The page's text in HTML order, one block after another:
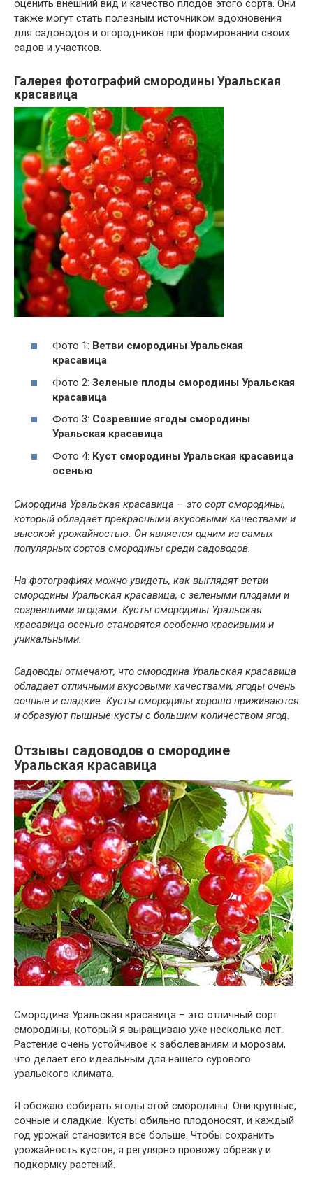
оценить внешний вид и качество плодов этого сорта. Они
также могут стать полезным источником вдохновения
для садоводов и огородников при формировании своих
садов и участков.
Галерея фотографий смородины Уральская
красавица
Фото 1: Ветви смородины Уральская
красавица
Фото 2: Зеленые плоды смородины Уральская
красавица
Фото 3: Созревшие ягоды смородины
Уральская красавица
Фото 4: Куст смородины Уральская красавица
осенью
Смородина Уральская красавица – это сорт смородины,
который обладает прекрасными вкусовыми качествами и
высокой урожайностью. Он является одним из самых
популярных сортов смородины среди садоводов.
На фотографиях можно увидеть, как выглядят ветви
смородины Уральская красавица, с зелеными плодами и
созревшими ягодами. Кусты смородины Уральская
красавица осенью становятся особенно красивыми и
уникальными.
Садоводы отмечают, что смородина Уральская красавица
обладает отличными вкусовыми качествами, ягоды очень
сочные и сладкие. Кусты смородины хорошо приживаются
и образуют пышные кусты с большим количеством ягод.
Отзывы садоводов о смородине
Уральская красавица
Смородина Уральская красавица – это отличный сорт
смородины, который я выращиваю уже несколько лет.
Растение очень устойчивое к заболеваниям и морозам,
что делает его идеальным для нашего сурового
уральского климата.
Я обожаю собирать ягоды этой смородины. Они крупные,
сочные и сладкие. Кусты обильно плодоносят, и каждый
год урожай становится все больше. Чтобы сохранить
урожайность кустов, я регулярно провожу обрезку и
подкормку растений.